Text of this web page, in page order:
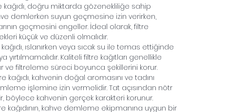
kağıdı, doğru miktarda gözenekliliğe sahip
demlerken suyun geçmesine izin verirken,
geçmesini engeller. İdeal olarak, filtre
küçük ve düzenli olmalıdır.
kağıdı, ıslanırken veya sıcak su ile temas ettiğinde
yırtılmamalıdır. Kaliteli filtre kağıtları genellikle
ve filtreleme süreci boyunca şekillerini korur.
kağıdı, kahvenin doğal aromasını ve tadını
işlemine izin vermelidir. Tat açısından nötr
böylece kahvenin gerçek karakteri korunur.
kağıdının, kahve demleme ekipmanına uygun bir